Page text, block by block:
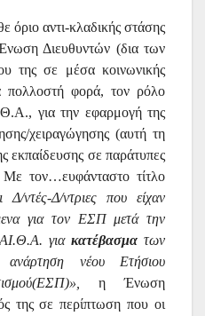
αντι-κλαδικής στάσης
Διευθυντών (δια των
της σε μέσα κοινωνικής
πολλοστή φορά, τον ρόλο
για την εφαρμογή της
χειραγώγησης (αυτή τη
εκπαίδευσης σε παράτυπες
Με τον…ευφάνταστο τίτλο
ντές-Δ/ντριες που είχαν
για τον ΕΣΠ μετά την
για κατέβασματων
νέου Ετήσιου
η Ένωση
της σε περίπτωση που οι